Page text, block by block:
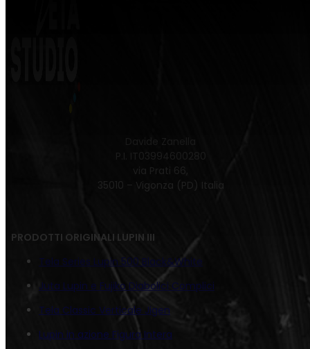
P.I. IT03994600280
via Prati 66,
35010 – Vigonza (PD) Italia
PRODOTTI ORIGINALI LUPIN III
Tela Series Lupin 500 Black&White
Juta Lupin e Fujiko Diabolici Complici
Tela Classic Verticale Jigen
Lupin in azione Figura Intera